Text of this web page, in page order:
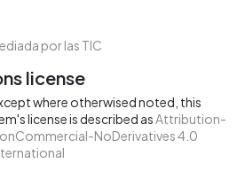
por las TIC
license
where otherwised noted, this
license is described asAttribution-
NoDerivatives 4.0